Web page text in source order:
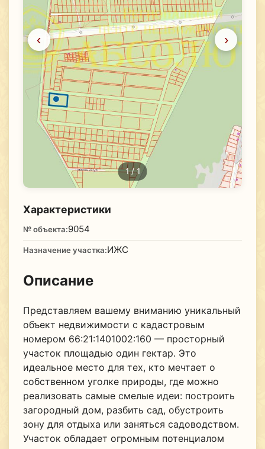
‹ ›
1/ 1
Характеристики
№ объекта:9054
Назначение участка:ИЖС
Описание
Представляем вашему вниманию уникальный
объект недвижимости с кадастровым
номером 66:21:1401002:160 — просторный
участок площадью один гектар. Это
идеальное место для тех, кто мечтает о
собственном уголке природы, где можно
реализовать самые смелые идеи: построить
загородный дом, разбить сад, обустроить
зону для отдыха или заняться садоводством.
Участок обладает огромным потенциалом